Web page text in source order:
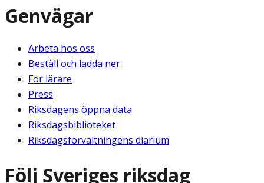
Genvägar
Arbeta hos oss
Beställ och ladda ner
För lärare
Press
Riksdagens öppna data
Riksdagsbiblioteket
Riksdagsförvaltningens diarium
Följ Sveriges riksdag